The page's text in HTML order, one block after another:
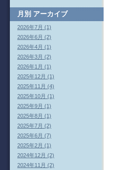
月別アーカイブ
2026年7月 (1)
2026年6月 (2)
2026年4月 (1)
2026年3月 (2)
2026年1月 (1)
2025年12月 (1)
2025年11月 (4)
2025年10月 (1)
2025年9月 (1)
2025年8月 (1)
2025年7月 (2)
2025年6月 (7)
2025年2月 (1)
2024年12月 (2)
2024年11月 (2)